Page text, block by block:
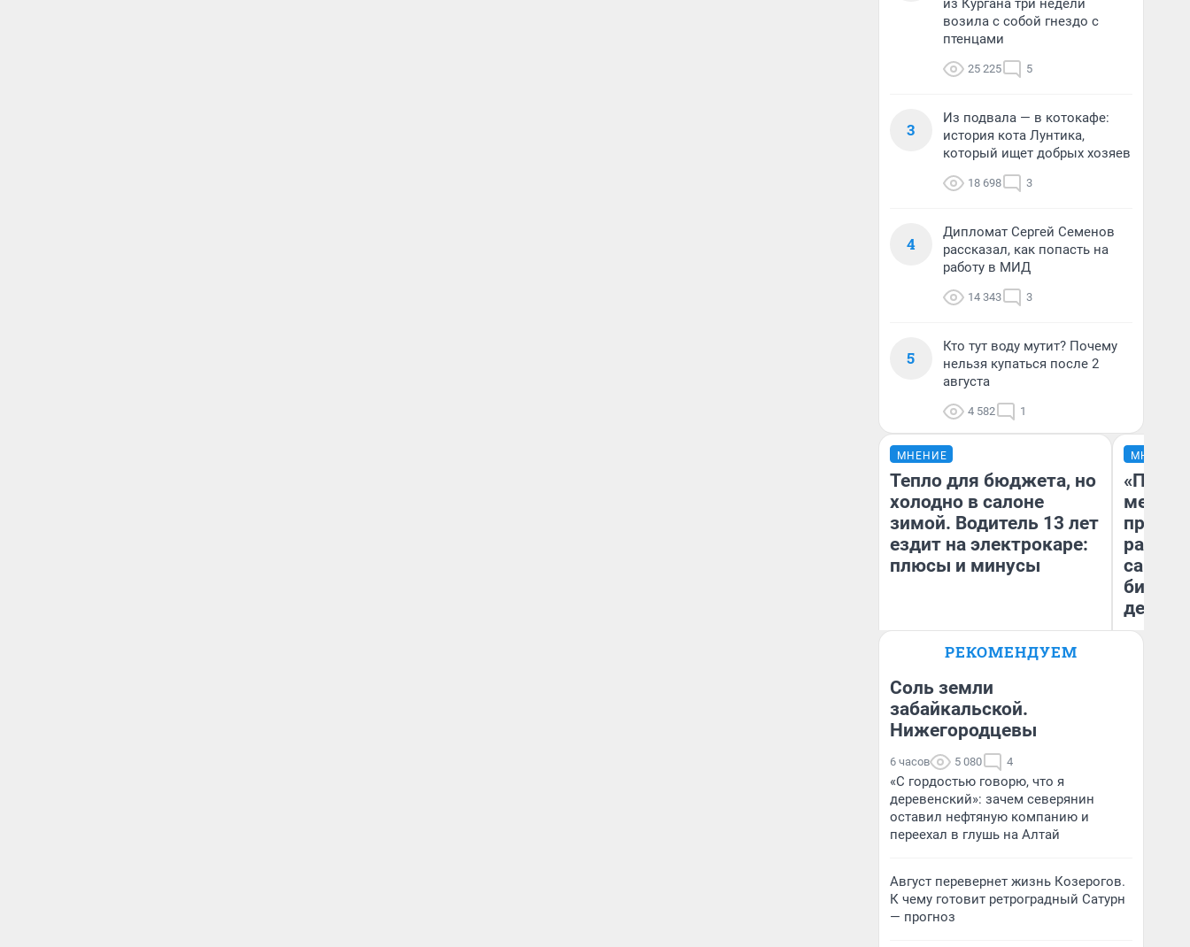
из Кургана три недели
возила с собой гнездо с
птенцами
25 225 5
3
Из подвала — в котокафе:
история кота Лунтика,
который ищет добрых хозяев
18 698 3
4
Дипломат Сергей Семенов
рассказал, как попасть на
работу в МИД
14 343 3
5
Кто тут воду мутит? Почему
нельзя купаться после 2
августа
4 582 1
МНЕНИЕ
Тепло для бюджета, но
холодно в салоне
зимой. Водитель 13 лет
ездит на электрокаре:
плюсы и минусы
Денис Дедюхин
МНЕНИЕ
самом
РЕКОМЕНДУЕМ
Соль земли
забайкальской.
Нижегородцевы
6 часов 5 080 4
«С гордостью говорю, что я
деревенский»: зачем северянин
оставил нефтяную компанию и
переехал в глушь на Алтай
Август перевернет жизнь Козерогов.
К чему готовит ретроградный Сатурн
— прогноз